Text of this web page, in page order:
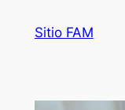
Sitio FAM